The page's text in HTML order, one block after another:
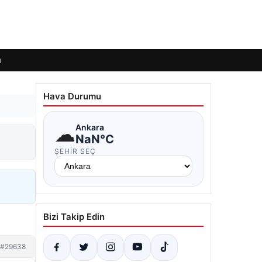
#29638
Hava Durumu
☁Ankara
NaN°C
ŞEHIR SEÇ
Bizi Takip Edin